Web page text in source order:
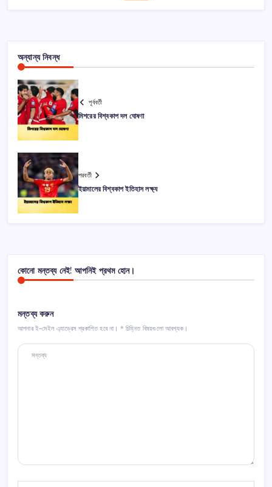
অন্যান্য নিবন্ধ
পূর্ববর্তী
মিশরের বিশ্বকাপ দল ঘোষণা
পরবর্তী
ইয়ামালের বিশ্বকাপ ইতিহাস লক্ষ্য
কোনো মন্তব্য নেই! আপনিই প্রথম হোন।
মন্তব্য করুন
আপনার ই-মেইল এ্যাড্রেস প্রকাশিত হবে না। * চিহ্নিত বিষয়গুলো আবশ্যক।